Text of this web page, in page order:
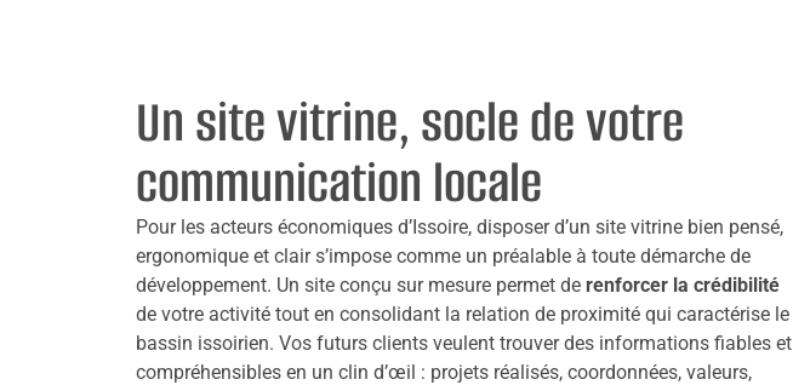
Un site vitrine, socle de votre
communication locale
Pour les acteurs économiques d’Issoire, disposer d’un site vitrine bien pensé,
ergonomique et clair s’impose comme un préalable à toute démarche de
développement. Un site conçu sur mesure permet de renforcer la crédibilité
de votre activité tout en consolidant la relation de proximité qui caractérise le
bassin issoirien. Vos futurs clients veulent trouver des informations fiables et
compréhensibles en un clin d’œil : projets réalisés, coordonnées, valeurs,